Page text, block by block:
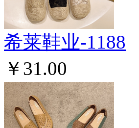
希莱鞋业-1188
￥31.00